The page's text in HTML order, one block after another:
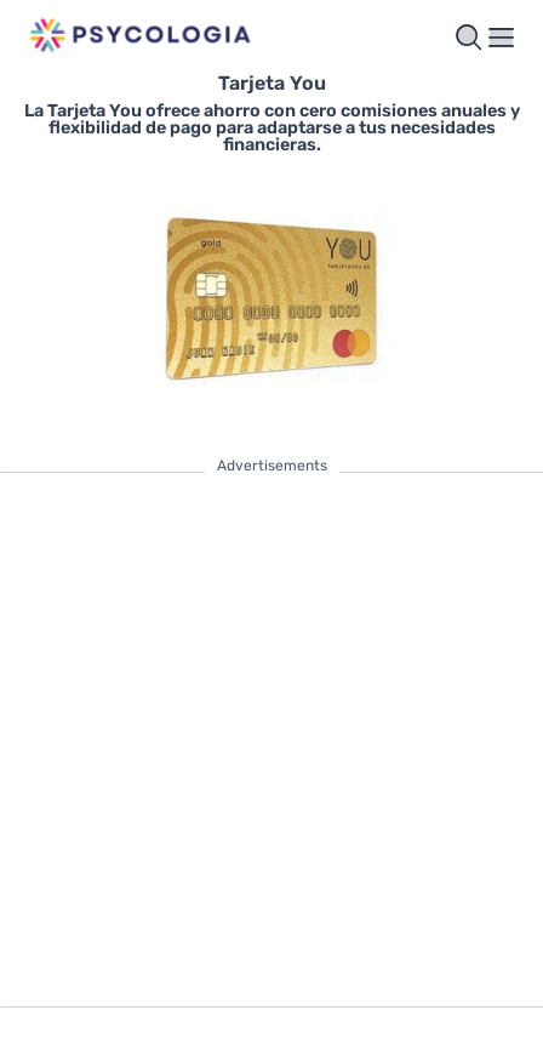
Tarjeta You
La Tarjeta You ofrece ahorro con cero comisiones anuales y
flexibilidad de pago para adaptarse a tus necesidades
financieras.
Advertisements